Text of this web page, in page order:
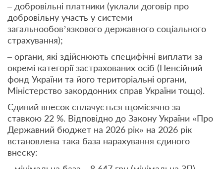
– добровільні платники (уклали договір про
добровільну участь у системи
загальнообов’язкового державного соціального
страхування);
– органи, які здійснюють специфічні виплати за
окремі категорії застрахованих осіб (Пенсійний
фонд України та його територіальні органи,
Міністерство закордонних справ України тощо).
Єдиний внесок сплачується щомісячно за
ставкою 22 %. Відповідно до Закону України «Про
Державний бюджет на 2026 рік» на 2026 рік
встановлена така база нарахування єдиного
внеску: